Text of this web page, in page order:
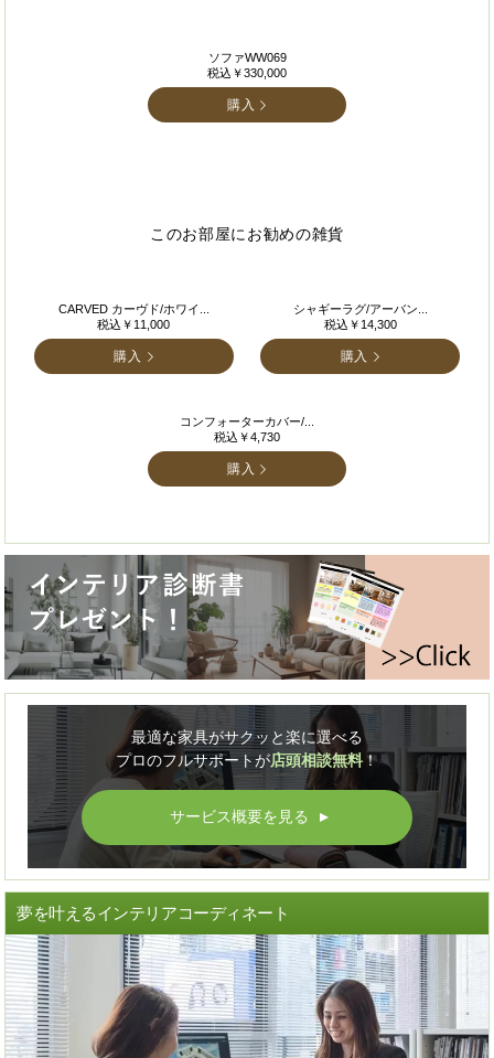
ソファWW069
税込￥330,000
購入
このお部屋にお勧めの雑貨
CARVED カーヴド/ホワイ...
税込￥11,000
購入
シャギーラグ/アーバン...
税込￥14,300
購入
コンフォーターカバー/...
税込￥4,730
購入
最適な家具がサクッと楽に選べる
プロのフルサポートが店頭相談無料！
サービス概要を見る ▲
夢を叶えるインテリアコーディネート